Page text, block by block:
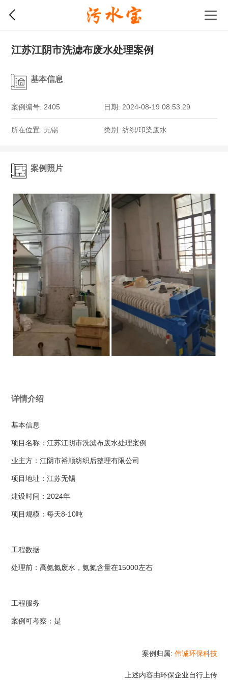
江苏江阴市洗滤布废水处理案例
基本信息
案例编号: 2405 日期: 2024-08-19 08:53:29
所在位置: 无锡 类别: 纺织/印染废水
案例照片
详情介绍
基本信息
项目名称：江苏江阴市洗滤布废水处理案例
业主方：江阴市裕顺纺织后整理有限公司
项目地址：江苏无锡
建设时间：2024年
项目规模：每天8-10吨
工程数据
处理前：高氨氮废水，氨氮含量在15000左右
工程服务
案例可考察：是
案例归属: 伟诚环保科技
上述内容由环保企业自行上传